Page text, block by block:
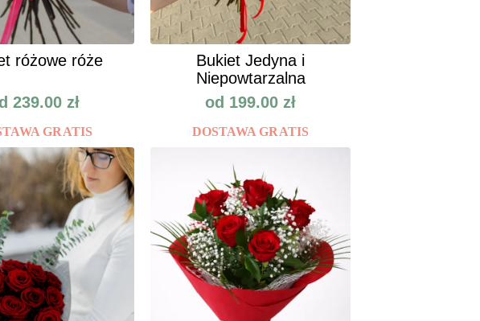
różowe róże
239.00 zł
GRATIS
Bukiet Jedyna i
Niepowtarzalna
od 199.00 zł
DOSTAWA GRATIS